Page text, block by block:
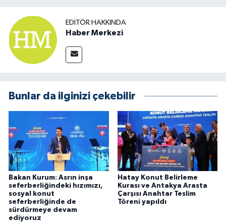
EDITÖR HAKKINDA
Haber Merkezi
Bunlar da ilginizi çekebilir
Bakan Kurum: Asrın inşa
seferberliğindeki hızımızı,
sosyal konut
seferberliğinde de
sürdürmeye devam
ediyoruz
Hatay Konut Belirleme
Kurası ve Antakya Arasta
Çarşısı Anahtar Teslim
Töreni yapıldı